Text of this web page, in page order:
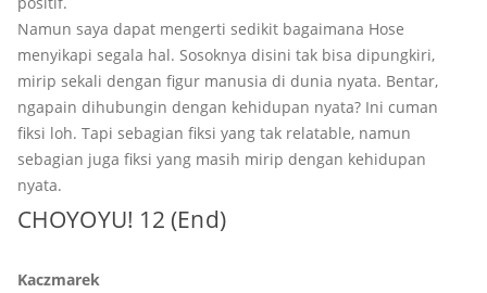
Namun saya dapat mengerti sedikit bagaimana Hose
menyikapi segala hal. Sosoknya disini tak bisa dipungkiri,
mirip sekali dengan figur manusia di dunia nyata. Bentar,
ngapain dihubungin dengan kehidupan nyata? Ini cuman
fiksi loh. Tapi sebagian fiksi yang tak relatable, namun
sebagian juga fiksi yang masih mirip dengan kehidupan
nyata.
CHOYOYU! 12 (End)
Kaczmarek